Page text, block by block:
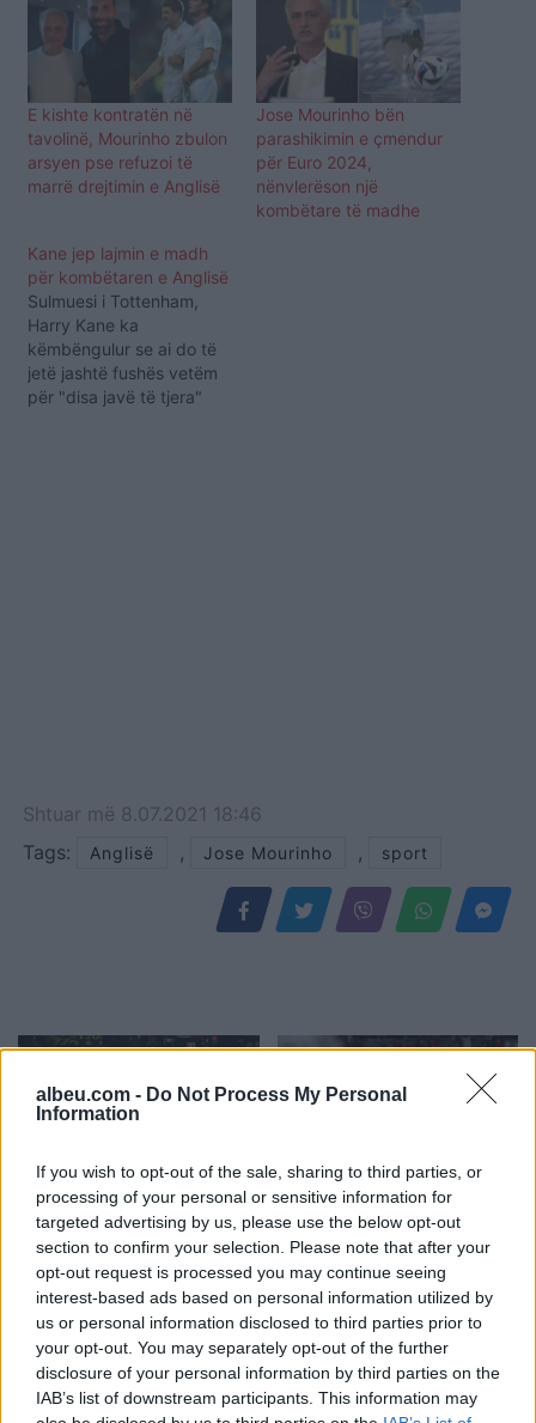
albeu.com - Do Not Process My Personal
Information
If you wish to opt-out of the sale, sharing to third parties, or
processing of your personal or sensitive information for
targeted advertising by us, please use the below opt-out
section to confirm your selection. Please note that after your
opt-out request is processed you may continue seeing
interest-based ads based on personal information utilized by
us or personal information disclosed to third parties prior to
your opt-out. You may separately opt-out of the further
disclosure of your personal information by third parties on the
IAB’s list of downstream participants. This information may
E kishte kontratën në
tavolinë, Mourinho zbulon
arsyen pse refuzoi të
marrë drejtimin e Anglisë
Jose Mourinho bën
parashikimin e çmendur
për Euro 2024,
nënvlerëson një
kombëtare të madhe
Kane jep lajmin e madh
për kombëtaren e Anglisë
Sulmuesi i Tottenham,
Harry Kane ka
këmbëngulur se ai do të
jetë jashtë fushës vetëm
për "disa javë të tjera"
Shtuar më 8.07.2021 18:46
Tags:
Anglisë , Jose Mourinho , sport
Real Madridi shqyrton
transferimin e kapitenit të
Juventusit për mesfushën
Ronald Araujo pritet t’i
kryejë të dielën testet
mjekësore para
transferimit te Liverpooli